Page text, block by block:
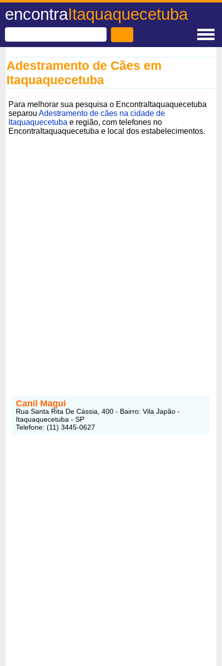
encontraItaquaquecetuba
Adestramento de Cães em
Itaquaquecetuba
Para melhorar sua pesquisa o EncontraItaquaquecetuba
separouAdestramento de cães na cidade de
Itaquaquecetuba e região, com telefones no
EncontraItaquaquecetuba e local dos estabelecimentos.
Canil Magui
Rua Santa Rita De Cássia, 400 - Bairro: Vila Japão -
Itaquaquecetuba - SP
Telefone: (11) 3445-0627